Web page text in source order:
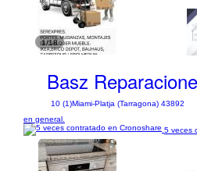
1/18
Basz
10 (1)Miami-Platja (Tarragona) 43892
en general.
5 veces